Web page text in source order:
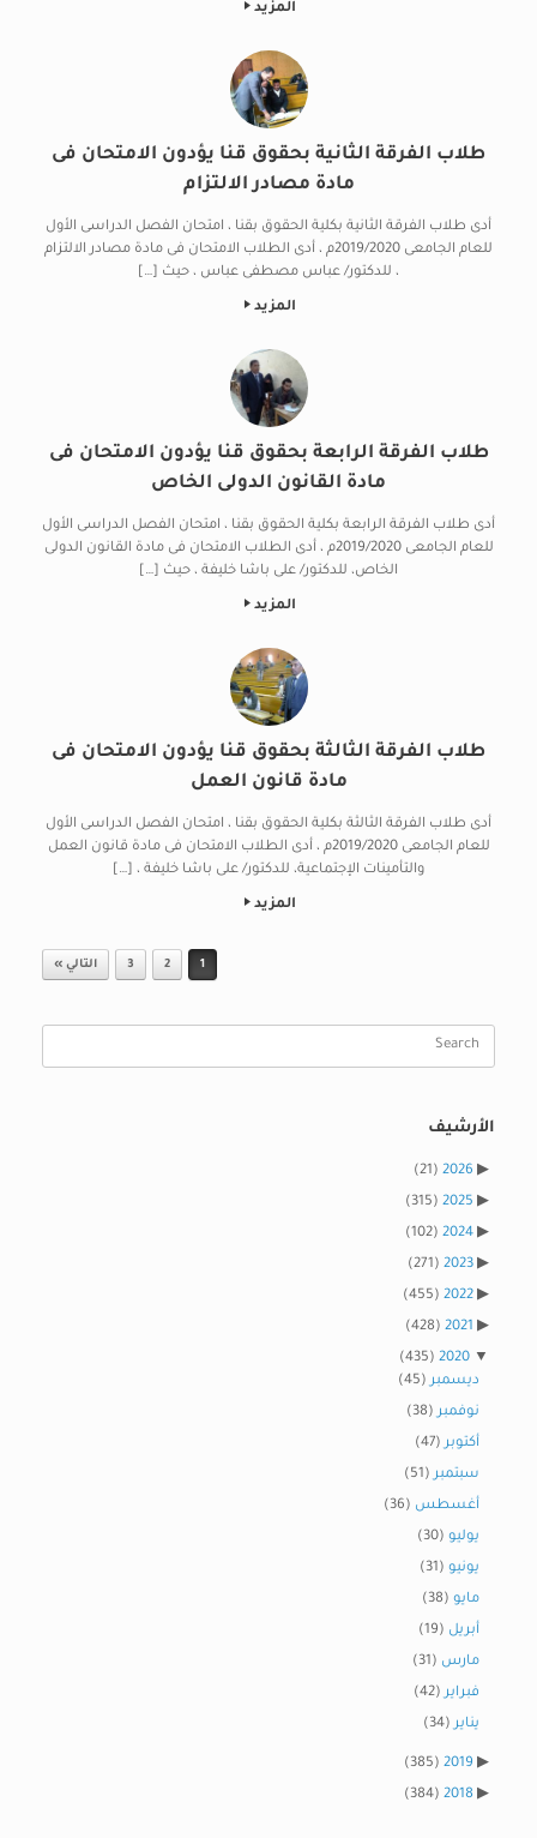
المزيد
طلاب الفرقة الثانية بحقوق قنا يؤدون الامتحان فى
مادة مصادر الالتزام
أدى طلاب الفرقة الثانية بكلية الحقوق بقنا ، امتحان الفصل الدراسى الأول
للعام الجامعى 2019/2020م ، أدى الطلاب الامتحان فى مادة مصادر الالتزام
، للدكتور/ عباس مصطفى عباس ، حيث […]
المزيد
طلاب الفرقة الرابعة بحقوق قنا يؤدون الامتحان فى
مادة القانون الدولى الخاص
أدى طلاب الفرقة الرابعة بكلية الحقوق بقنا ، امتحان الفصل الدراسى الأول
للعام الجامعى 2019/2020م ، أدى الطلاب الامتحان فى مادة القانون الدولى
الخاص، للدكتور/ على باشا خليفة ، حيث […]
المزيد
طلاب الفرقة الثالثة بحقوق قنا يؤدون الامتحان فى
مادة قانون العمل
أدى طلاب الفرقة الثالثة بكلية الحقوق بقنا ، امتحان الفصل الدراسى الأول
للعام الجامعى 2019/2020م ، أدى الطلاب الامتحان فى مادة قانون العمل
والتأمينات الإجتماعية، للدكتور/ على باشا خليفة ، […]
المزيد
1
2
3 التالي »
Search
الأرشيف
2026
(21)
2025
(315)
2024
(102)
2023
(271)
2022
(455)
2021
(428)
2020
(435)
ديسمبر(45)
نوفمبر(38)
أكتوبر(47)
سبتمبر(51)
أغسطس (36)
يوليو (30)
يونيو (31)
مايو (38)
أبريل (19)
مارس (31)
فبراير(42)
يناير(34)
2019
(385)
2018
(384)